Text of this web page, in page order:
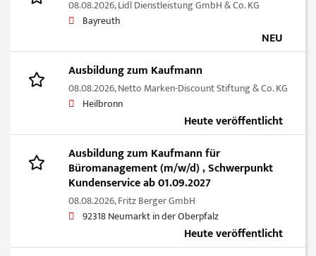
08.08.2026,Lidl Dienstleistung GmbH & Co. KG
Bayreuth
NEU
Ausbildung zum Kaufmann
08.08.2026,Netto Marken-Discount Stiftung & Co. KG
Heilbronn
Heute veröffentlicht
Ausbildung zum Kaufmann für
Büromanagement (m/w/d) , Schwerpunkt
Kundenservice ab 01.09.2027
08.08.2026,Fritz Berger GmbH
92318 Neumarkt in der Oberpfalz
Heute veröffentlicht